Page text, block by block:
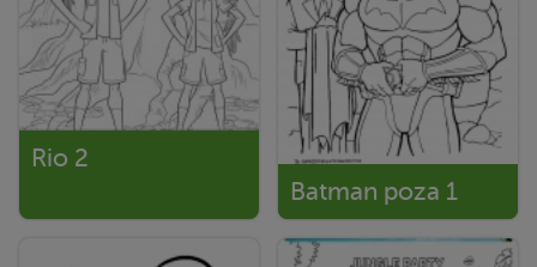
Rio 2
Batman poza 1